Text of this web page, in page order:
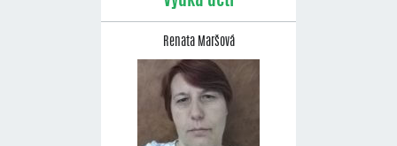
Renata Maršová